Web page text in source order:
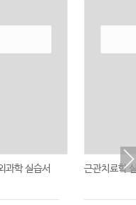
과학 실습서 근관치료학